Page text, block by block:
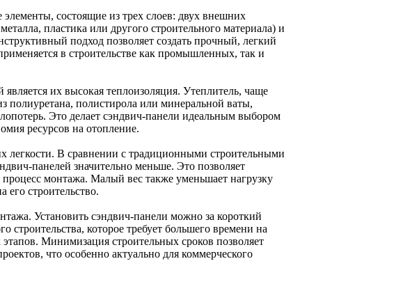
состоящие из трех слоев: двух внешних
пластика или другого строительного материала) и
подход позволяет создать прочный, легкий
в строительстве как промышленных, так и
их высокая теплоизоляция. Утеплитель, чаще
полиуретана, полистирола или минеральной ваты,
Это делает сэндвич-панели идеальным выбором
ресурсов на отопление.
легкости. В сравнении с традиционными строительными
панелей значительно меньше. Это позволяет
монтажа. Малый вес также уменьшает нагрузку
его строительство.
Установить сэндвич-панели можно за короткий
которое требует большего времени на
Минимизация строительных сроков позволяет
что особенно актуально для коммерческого